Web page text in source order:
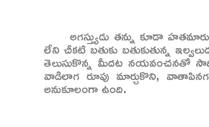
అగస్త్యుడు తన్ను కూడా
లేని చీకటి బతుకు బతుకుతున్న
తెలుసుకొన్న మీదట నయవంచనతో
వాడిలాగ రూపు మార్చుకొని,
అనుకూలంగా ఉంది.